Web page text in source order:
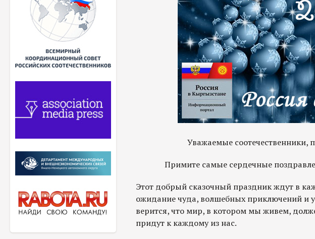
Уважаемые соотечественники,
Примите самые сердечные
Этот добрый сказочный праздник ждут в
ожидание чуда, волшебных приключений и
верится, что мир, в котором мы живем,
придут к каждому из нас.